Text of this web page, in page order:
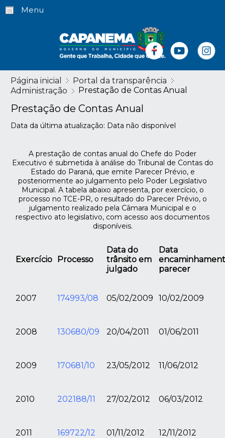
Menu
Página inicial
Portal da transparência
Administração
Prestação de Contas Anual
Prestação de Contas Anual
Data da última atualização: Data não disponível
A prestação de contas anual do Chefe do Poder
Executivo é submetida à análise do Tribunal de Contas do
Estado do Paraná, que emite Parecer Prévio, e
posteriormente ao julgamento pelo Poder Legislativo
Municipal. A tabela abaixo apresenta, por exercício, o
processo no TCE-PR, o resultado do Parecer Prévio, o
julgamento realizado pela Câmara Municipal e o
respectivo ato legislativo, com acesso aos documentos
disponíveis.
Exercício Processo
Data do
trânsito em
julgado
Data
parecer
2007 174993/08 05/02/2009 10/02/2009
2008 130680/09 20/04/2011 01/06/2011
2009 170681/10 23/05/2012 11/06/2012
2010 202188/11 27/02/2012 06/03/2012
2011 169722/12 01/11/2012 12/11/2012